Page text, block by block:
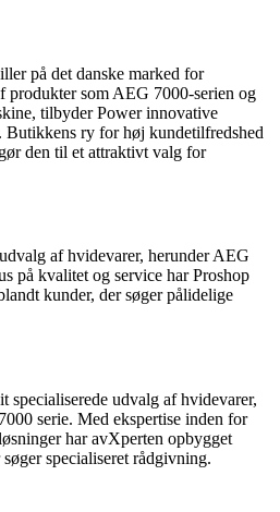
på det danske marked for
produkter som AEG 7000-serien og
tilbyder Power innovative
Butikkens ry for høj kundetilfredshed
den til et attraktivt valg for
af hvidevarer, herunder AEG
på kvalitet og service har Proshop
kunder, der søger pålidelige
specialiserede udvalg af hvidevarer,
serie. Med ekspertise inden for
har avXperten opbygget
specialiseret rådgivning.